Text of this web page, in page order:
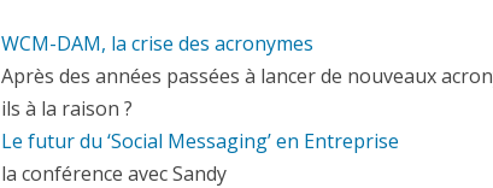
WCM-DAM, la crise des acronymes
Après des années passées à lancer de nouveaux
ils à la raison ?
Le futur du ‘Social Messaging’ en Entreprise
la conférence avec Sandy